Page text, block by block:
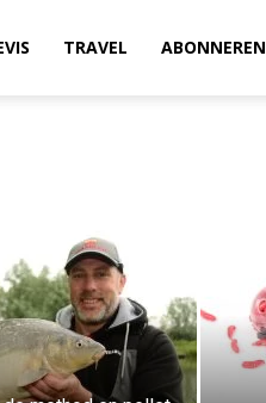
TRAVEL ABONNEREN